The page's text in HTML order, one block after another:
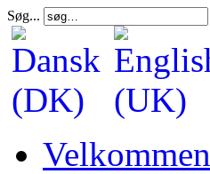
Søg...
Velkommen